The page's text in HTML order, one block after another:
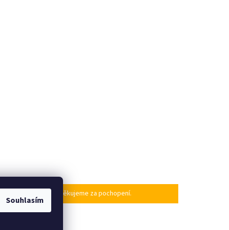
Souhlasím
našem návratu. Děkujeme za pochopení.